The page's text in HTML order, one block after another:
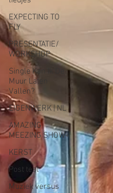
EXPECTING TO
FLY
PRESENTATIE/
WORKSHOP
Single Kan Ik De
Muur Laten
Vallen?
EIGENWERK | NL
AMAZING
MEEZING SHOW+
KERST
Post test
Muziek versus